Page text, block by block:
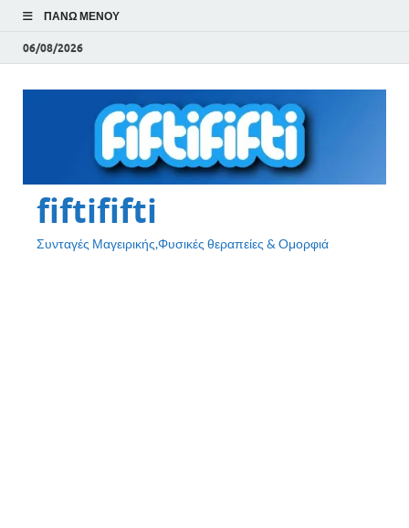
ΠΆΝΩ ΜΕΝΟΎ
06/08/2026
fiftififti
Συνταγές Μαγειρικής,Φυσικές θεραπείες & Ομορφιά